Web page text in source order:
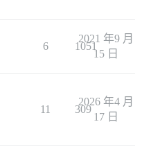
6 1051
2021 年9 月
15 日
11 309
2026 年4 月
17 日